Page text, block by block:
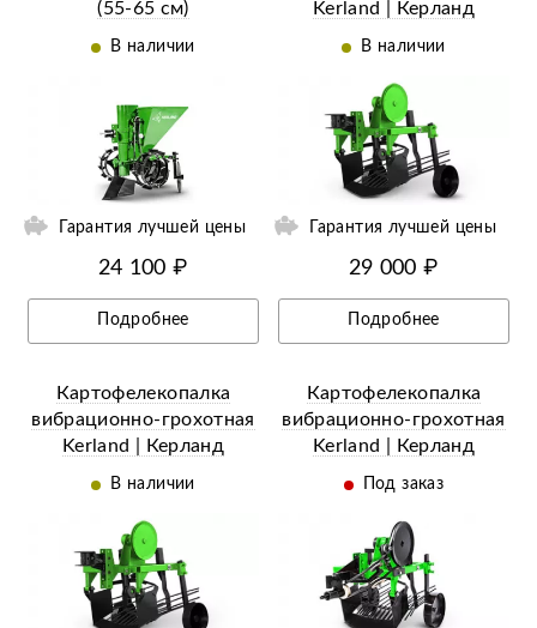
(55-65 см)
универсальная
В наличии
Гарантия лучшей цены
24 100 ₽
Подробнее
Kerland | Керланд
КМ1080 к мотоблоку с
В наличии
Ещё 9 фотографий
Гарантия лучшей цены
29 000 ₽
Подробнее
Картофелекопалка
вибрационно-грохотная
Kerland | Керланд
КМ2090 к мотоблоку с
В наличии
Картофелекопалка
вибрационно-грохотная
Kerland | Керланд
КМ09Н к мотоблоку
МТЗ
Под заказ
Ещё 14 фотографий